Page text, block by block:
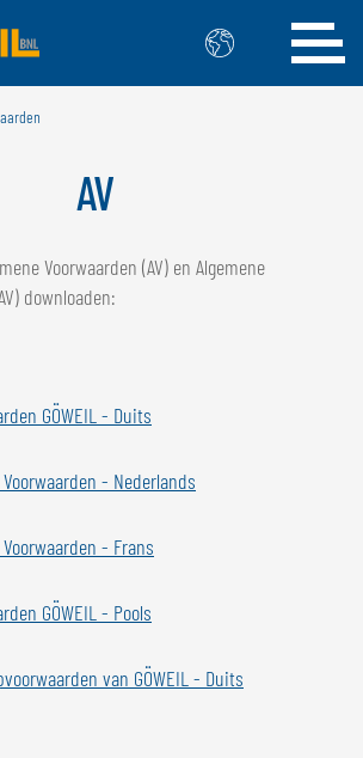
ESPAÑOL
AV
Voorwaarden (AV) en Algemene
downloaden:
GÖWEIL - Duits
Voorwaarden - Nederlands
Voorwaarden - Frans
GÖWEIL - Pools
van GÖWEIL - Duits